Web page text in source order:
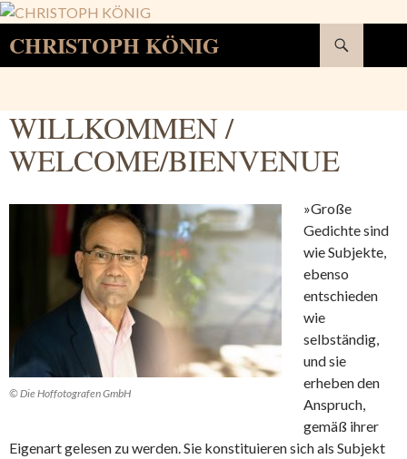
CHRISTOPH KÖNIG
WILLKOMMEN /
WELCOME/BIENVENUE
© Die Hoffotografen GmbH
»Große
Gedichte sind
wie Subjekte,
ebenso
entschieden
wie
selbständig,
und sie
erheben den
Anspruch,
gemäß ihrer
Eigenart gelesen zu werden. Sie konstituieren sich als Subjekt